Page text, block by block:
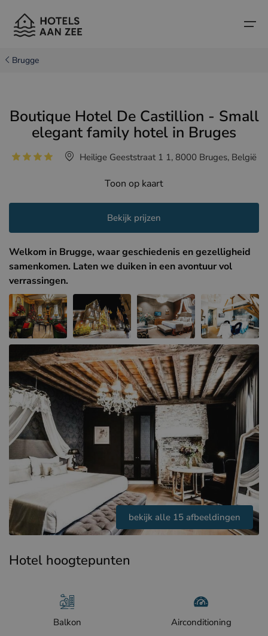
Populaire badsteden
Populaire badsteden
Hotels in Cadzand (NL)
Hotels in Blankenberge (BE)
Hotels in Middelkerke (BE)
Hotels in Sluis (NL)
Hotels in Renesse (NL)
Hotels in Duinkerke (FR)
Landen
Belgische kust
Boutique hotels
Reistips en weetjes
Brugge
Boutique Hotel De Castillion - Small
elegant family hotel in Bruges
Heilige Geeststraat 1 1, 8000 Bruges, België
Toon op kaart
Bekijk prijzen
Welkom in Brugge, waar geschiedenis en gezelligheid
samenkomen. Laten we duiken in een avontuur vol
verrassingen.
bekijk alle 15 afbeeldingen
Hotel hoogtepunten
Balkon Airconditioning